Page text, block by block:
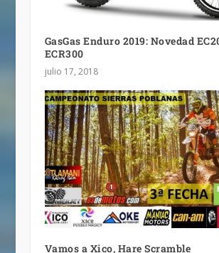
GasGas Enduro 2019: Novedad
ECR300
julio 17, 2018
Vamos a Xico, Hare Scramble